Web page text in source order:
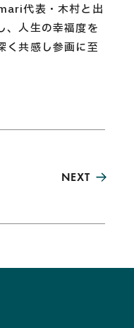
代表・木村と出
、人生の幸福度を
く共感し参画に至
NEXT